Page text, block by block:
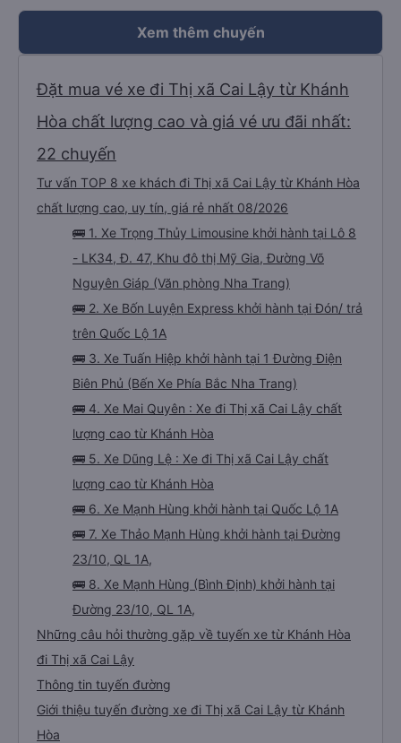
Xem thêm chuyến
Đặt mua vé xe đi Thị xã Cai Lậy từ Khánh
Hòa chất lượng cao và giá vé ưu đãi nhất:
22 chuyến
Tư vấn TOP 8 xe khách đi Thị xã Cai Lậy từ Khánh Hòa
chất lượng cao, uy tín, giá rẻ nhất 08/2026
🚌 1. Xe Trọng Thủy Limousine khởi hành tại Lô 8
- LK34, Đ. 47, Khu đô thị Mỹ Gia, Đường Võ
Nguyên Giáp (Văn phòng Nha Trang)
🚌 2. Xe Bốn Luyện Express khởi hành tại Đón/ trả
trên Quốc Lộ 1A
🚌 3. Xe Tuấn Hiệp khởi hành tại 1 Đường Điện
Biên Phủ (Bến Xe Phía Bắc Nha Trang)
🚌 4. Xe Mai Quyên : Xe đi Thị xã Cai Lậy chất
lượng cao từ Khánh Hòa
🚌 5. Xe Dũng Lệ : Xe đi Thị xã Cai Lậy chất
lượng cao từ Khánh Hòa
🚌 6. Xe Mạnh Hùng khởi hành tại Quốc Lộ 1A
🚌 7. Xe Thảo Mạnh Hùng khởi hành tại Đường
23/10, QL 1A,
🚌 8. Xe Mạnh Hùng (Bình Định) khởi hành tại
Đường 23/10, QL 1A,
Những câu hỏi thường gặp về tuyến xe từ Khánh Hòa
đi Thị xã Cai Lậy
Thông tin tuyến đường
Giới thiệu tuyến đường xe đi Thị xã Cai Lậy từ Khánh
Hòa